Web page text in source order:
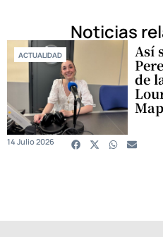
Noticias
ACTUALIDAD Así
de
14 Julio 2026